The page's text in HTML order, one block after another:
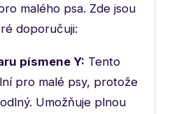
malého psa. Zde jsou
doporučuji:
písmene Y: Tento
pro malé psy, protože
Umožňuje plnou